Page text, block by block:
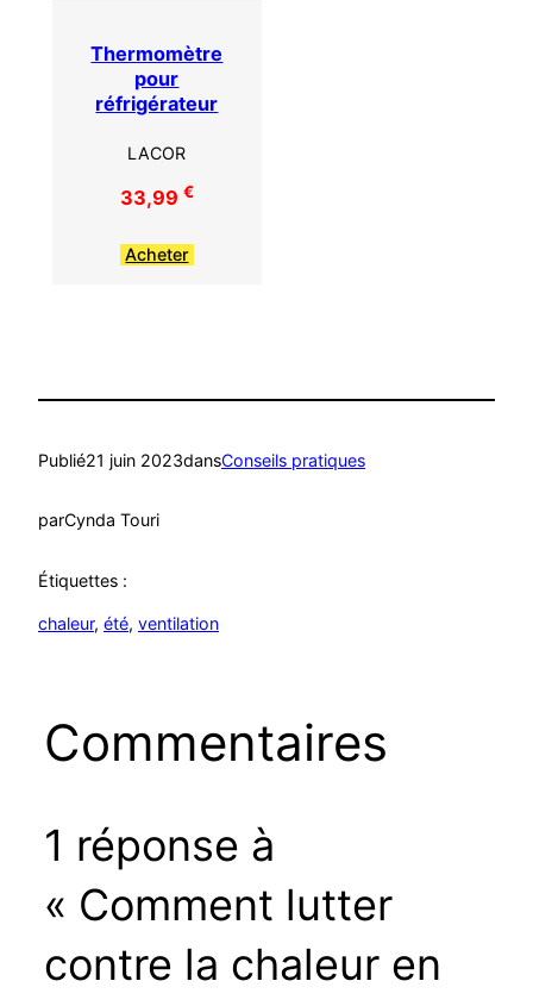
Thermomètre
pour
réfrigérateur
LACOR
33,99 €
Acheter
Publié21 juin 2023dansConseils pratiques
parCynda Touri
Étiquettes :
chaleur, été, ventilation
Commentaires
1 réponse à
« Comment lutter
contre la chaleur en